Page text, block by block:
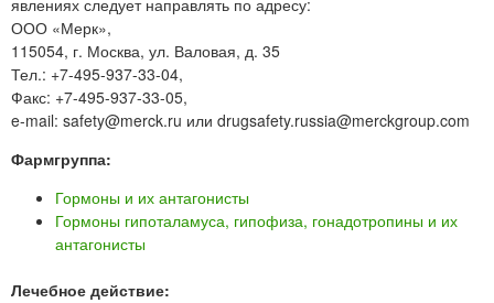
явлениях следует направлять по адресу:
ООО «Мерк»,
115054, г. Москва, ул. Валовая, д. 35
Тел.: +7-495-937-33-04,
Факс: +7-495-937-33-05,
e-mail: safety@merck.ru или drugsafety.russia@merckgroup.com
Фармгруппа:
Гормоны и их антагонисты
Гормоны гипоталамуса, гипофиза, гонадотропины и их
антагонисты
Лечебное действие: